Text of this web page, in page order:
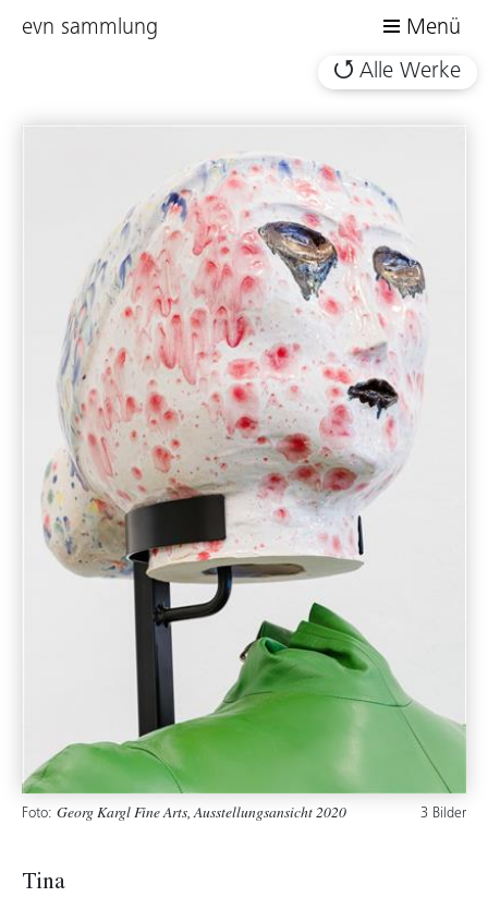
evn sammlung
Menü
Alle Werke
Foto: Georg Kargl Fine Arts, Ausstellungsansicht 2020 3 Bilder
Tina